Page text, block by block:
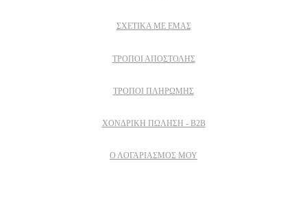
ΣΧΕΤΙΚΆ ΜΕ ΕΜΆΣ
ΤΡΌΠΟΙ ΑΠΟΣΤΟΛΉΣ
ΤΡΌΠΟΙ ΠΛΗΡΩΜΉΣ
ΧΟΝΔΡΙΚΉ ΠΏΛΗΣΗ - B2B
Ο ΛΟΓΑΡΙΑΣΜΟΣ ΜΟΥ